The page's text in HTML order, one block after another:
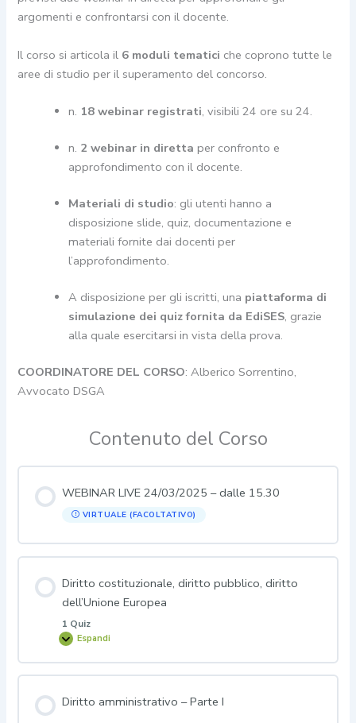
argomenti e confrontarsi con il docente.
Il corso si articola il 6 moduli tematici che coprono tutte le
aree di studio per il superamento del concorso.
n. 18 webinar registrati, visibili 24 ore su 24.
n. 2 webinar in diretta per confronto e
approfondimento con il docente.
Materiali di studio: gli utenti hanno a
disposizione slide, quiz, documentazione e
materiali fornite dai docenti per
l’approfondimento.
A disposizione per gli iscritti, una piattaforma di
simulazione dei quiz fornita da EdiSES, grazie
alla quale esercitarsi in vista della prova.
COORDINATORE DEL CORSO: Alberico Sorrentino,
Avvocato DSGA
Contenuto del Corso
WEBINAR LIVE 24/03/2025 – dalle 15.30
VIRTUALE (FACOLTATIVO)
Diritto costituzionale, diritto pubblico, diritto
dell’Unione Europea
1 Quiz
Espandi
Diritto
diritto
pubblico,
Europea
Diritto amministrativo – Parte I